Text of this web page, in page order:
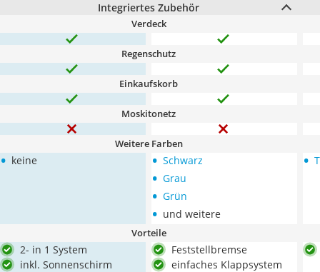
Integriertes Zubehör
Verdeck
Regenschutz
Einkaufskorb
Moskitonetz
Weitere Farben
• keine • Schwarz
• Grau
• Grün
• und weitere
•
Vorteile
2- in 1 System
inkl. Sonnenschirm
Feststellbremse
einfaches Klappsystem